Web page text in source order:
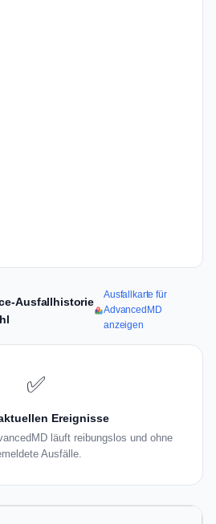
Ausfallhistorie
Ausfallkarte für
AdvancedMD
anzeigen
✅
Ereignisse
läuft reibungslos und ohne
Ausfälle.